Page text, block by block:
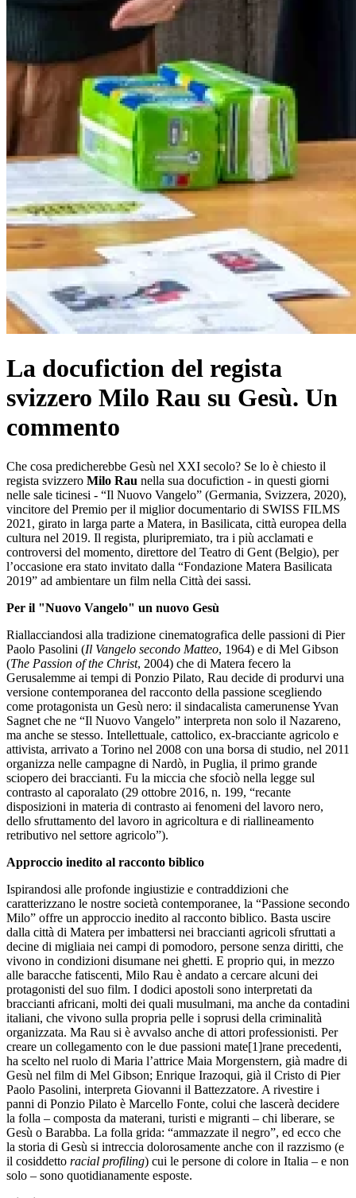
La docufiction del regista
svizzero Milo Rau su Gesù. Un
commento
Che cosa predicherebbe Gesù nel XXI secolo? Se lo è chiesto il
regista svizzero Milo Rau nella sua docufiction - in questi giorni
nelle sale ticinesi - “Il Nuovo Vangelo” (Germania, Svizzera, 2020),
vincitore del Premio per il miglior documentario di SWISS FILMS
2021, girato in larga parte a Matera, in Basilicata, città europea della
cultura nel 2019. Il regista, pluripremiato, tra i più acclamati e
controversi del momento, direttore del Teatro di Gent (Belgio), per
l’occasione era stato invitato dalla “Fondazione Matera Basilicata
2019” ad ambientare un film nella Città dei sassi.
Per il "Nuovo Vangelo" un nuovo Gesù
Riallacciandosi alla tradizione cinematografica delle passioni di Pier
Paolo Pasolini (Il Vangelo secondo Matteo, 1964) e di Mel Gibson
(The Passion of the Christ, 2004) che di Matera fecero la
Gerusalemme ai tempi di Ponzio Pilato, Rau decide di produrvi una
versione contemporanea del racconto della passione scegliendo
come protagonista un Gesù nero: il sindacalista camerunense Yvan
Sagnet che ne “Il Nuovo Vangelo” interpreta non solo il Nazareno,
ma anche se stesso. Intellettuale, cattolico, ex-bracciante agricolo e
attivista, arrivato a Torino nel 2008 con una borsa di studio, nel 2011
organizza nelle campagne di Nardò, in Puglia, il primo grande
sciopero dei braccianti. Fu la miccia che sfociò nella legge sul
contrasto al caporalato (29 ottobre 2016, n. 199, “recante
disposizioni in materia di contrasto ai fenomeni del lavoro nero,
dello sfruttamento del lavoro in agricoltura e di riallineamento
retributivo nel settore agricolo”).
Approccio inedito al racconto biblico
Ispirandosi alle profonde ingiustizie e contraddizioni che
caratterizzano le nostre società contemporanee, la “Passione secondo
Milo” offre un approccio inedito al racconto biblico. Basta uscire
dalla città di Matera per imbattersi nei braccianti agricoli sfruttati a
decine di migliaia nei campi di pomodoro, persone senza diritti, che
vivono in condizioni disumane nei ghetti. E proprio qui, in mezzo
alle baracche fatiscenti, Milo Rau è andato a cercare alcuni dei
protagonisti del suo film. I dodici apostoli sono interpretati da
braccianti africani, molti dei quali musulmani, ma anche da contadini
italiani, che vivono sulla propria pelle i soprusi della criminalità
organizzata. Ma Rau si è avvalso anche di attori professionisti. Per
creare un collegamento con le due passioni mate[1]rane precedenti,
ha scelto nel ruolo di Maria l’attrice Maia Morgenstern, già madre di
Gesù nel film di Mel Gibson; Enrique Irazoqui, già il Cristo di Pier
Paolo Pasolini, interpreta Giovanni il Battezzatore. A rivestire i
panni di Ponzio Pilato è Marcello Fonte, colui che lascerà decidere
la folla – composta da materani, turisti e migranti – chi liberare, se
Gesù o Barabba. La folla grida: “ammazzate il negro”, ed ecco che
la storia di Gesù si intreccia dolorosamente anche con il razzismo (e
il cosiddetto racial profiling) cui le persone di colore in Italia – e non
solo – sono quotidianamente esposte.